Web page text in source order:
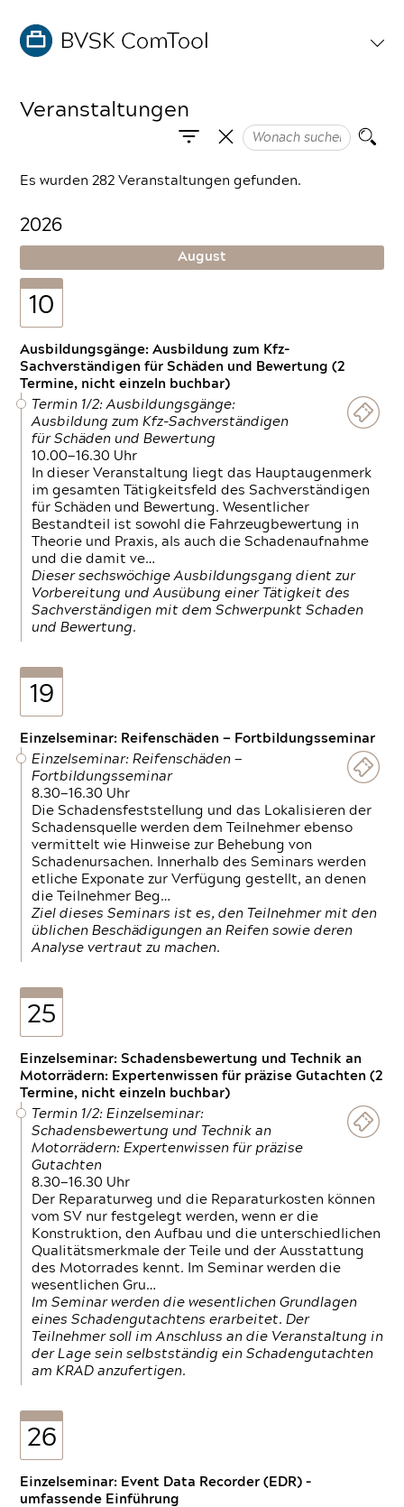
Veranstaltungen
Es wurden 282 Veranstaltungen gefunden.
2026
August
10
Ausbildungsgänge: Ausbildung zum Kfz-
Sachverständigen für Schäden und Bewertung (2
Termine, nicht einzeln buchbar)
Termin 1/2: Ausbildungsgänge:
Ausbildung zum Kfz-Sachverständigen
für Schäden und Bewertung
10.00—16.30 Uhr
In dieser Veranstaltung liegt das Hauptaugenmerk
im gesamten Tätigkeitsfeld des Sachverständigen
für Schäden und Bewertung. Wesentlicher
Bestandteil ist sowohl die Fahrzeugbewertung in
Theorie und Praxis, als auch die Schadenaufnahme
und die damit ve…
Dieser sechswöchige Ausbildungsgang dient zur
Vorbereitung und Ausübung einer Tätigkeit des
Sachverständigen mit dem Schwerpunkt Schaden
und Bewertung.
19
Einzelseminar: Reifenschäden — Fortbildungsseminar
Einzelseminar: Reifenschäden —
Fortbildungsseminar
8.30—16.30 Uhr
Die Schadensfeststellung und das Lokalisieren der
Schadensquelle werden dem Teilnehmer ebenso
vermittelt wie Hinweise zur Behebung von
Schadenursachen. Innerhalb des Seminars werden
etliche Exponate zur Verfügung gestellt, an denen
die Teilnehmer Beg…
Ziel dieses Seminars ist es, den Teilnehmer mit den
üblichen Beschädigungen an Reifen sowie deren
Analyse vertraut zu machen.
25
Einzelseminar: Schadensbewertung und Technik an
Motorrädern: Expertenwissen für präzise Gutachten (2
Termine, nicht einzeln buchbar)
Termin 1/2: Einzelseminar:
Schadensbewertung und Technik an
Motorrädern: Expertenwissen für präzise
Gutachten
8.30—16.30 Uhr
Der Reparaturweg und die Reparaturkosten können
vom SV nur festgelegt werden, wenn er die
Konstruktion, den Aufbau und die unterschiedlichen
Qualitätsmerkmale der Teile und der Ausstattung
des Motorrades kennt. Im Seminar werden die
wesentlichen Gru…
Im Seminar werden die wesentlichen Grundlagen
eines Schadengutachtens erarbeitet. Der
Teilnehmer soll im Anschluss an die Veranstaltung in
der Lage sein selbstständig ein Schadengutachten
am KRAD anzufertigen.
26
Einzelseminar: Event Data Recorder (EDR) –
umfassende Einführung